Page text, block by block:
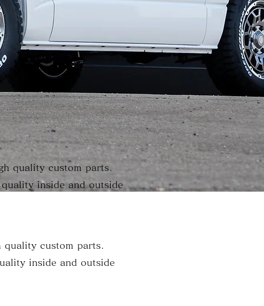
quality custom parts.
inside and outside
custom parts.
inside and outside